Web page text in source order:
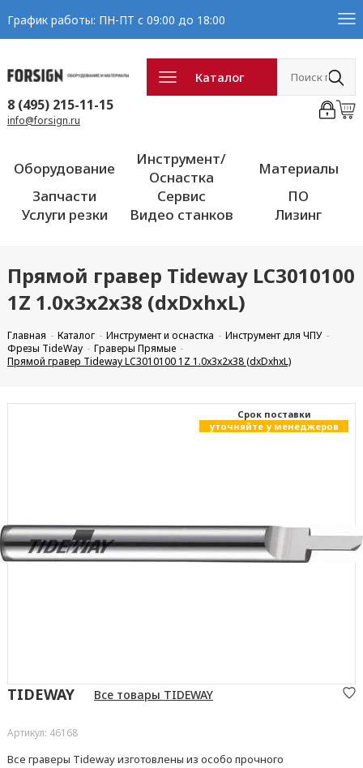
График работы: ПН-ПТ с 09:00 до 18:00
Каталог
8 (495) 215-11-15
info@forsign.ru
Оборудование
Инструмент/
Оснастка
Материалы
Запчасти
Сервис
ПО
Услуги резки
Видео станков Лизинг
Прямой гравер Tideway LC3010100
1Z 1.0x3x2x38 (dxDxhxL)
Главная Каталог Инструмент и оснастка
Инструмент для ЧПУ
Фрезы TideWay
Граверы Прямые
Прямой гравер Tideway LC3010100 1Z 1.0x3x2x38 (dxDxhxL)
Cрок поставки
уточняйте у менеджеров
TIDEWAY Все товары TIDEWAY
Артикул: 46168
Все граверы Tideway изготовлены из особо прочного